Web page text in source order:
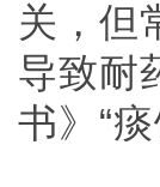
关，但
导致耐
书》“